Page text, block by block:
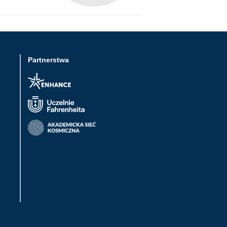
Partnerstwa